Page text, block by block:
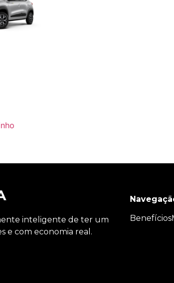
inteligente de ter um
e com economia real.
Benefícios